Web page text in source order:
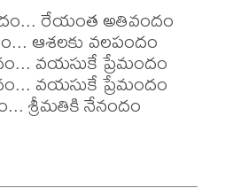
రేయంత అతివందం
ఆశలకు వలపందం
వయసుకే ప్రేమందం
వయసుకే ప్రేమందం
శ్రీమతికి నేనందం